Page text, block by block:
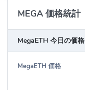
MEGA 価格統計
MegaETH 今日の価格
MegaETH 価格